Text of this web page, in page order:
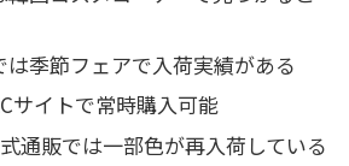
は季節フェアで入荷実績がある
サイトで常時購入可能
通販では一部色が再入荷している